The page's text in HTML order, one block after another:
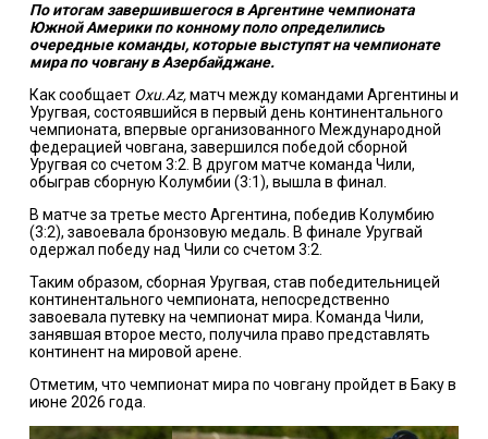
По итогам завершившегося в Аргентине чемпионата
Южной Америки по конному поло определились
очередные команды, которые выступят на чемпионате
мира по човгану в Азербайджане.
Как сообщает Oxu.Az,матч между командами Аргентины и
Уругвая, состоявшийся в первый день континентального
чемпионата, впервые организованного Международной
федерацией човгана, завершился победой сборной
Уругвая со счетом 3:2. В другом матче команда Чили,
обыграв сборную Колумбии (3:1), вышла в финал.
В матче за третье место Аргентина, победив Колумбию
(3:2), завоевала бронзовую медаль. В финале Уругвай
одержал победу над Чили со счетом 3:2.
Таким образом, сборная Уругвая, став победительницей
континентального чемпионата, непосредственно
завоевала путевку на чемпионат мира. Команда Чили,
занявшая второе место, получила право представлять
континент на мировой арене.
Отметим, что чемпионат мира по човгану пройдет в Баку в
июне 2026 года.